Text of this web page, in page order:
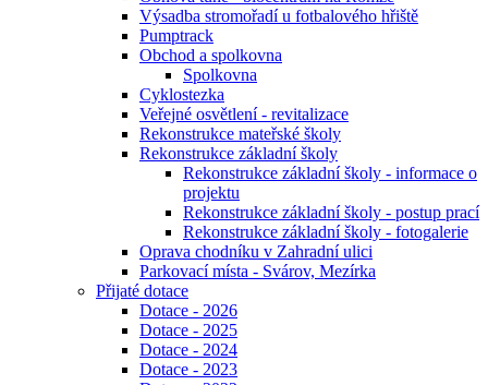
Výsadba stromořadí u fotbalového hřiště
Pumptrack
Obchod a spolkovna
Spolkovna
Cyklostezka
Veřejné osvětlení - revitalizace
Rekonstrukce mateřské školy
Rekonstrukce základní školy
Rekonstrukce základní školy - informace o
projektu
Rekonstrukce základní školy - postup prací
Rekonstrukce základní školy - fotogalerie
Oprava chodníku v Zahradní ulici
Parkovací místa - Svárov, Mezírka
Přijaté dotace
Dotace - 2026
Dotace - 2025
Dotace - 2024
Dotace - 2023